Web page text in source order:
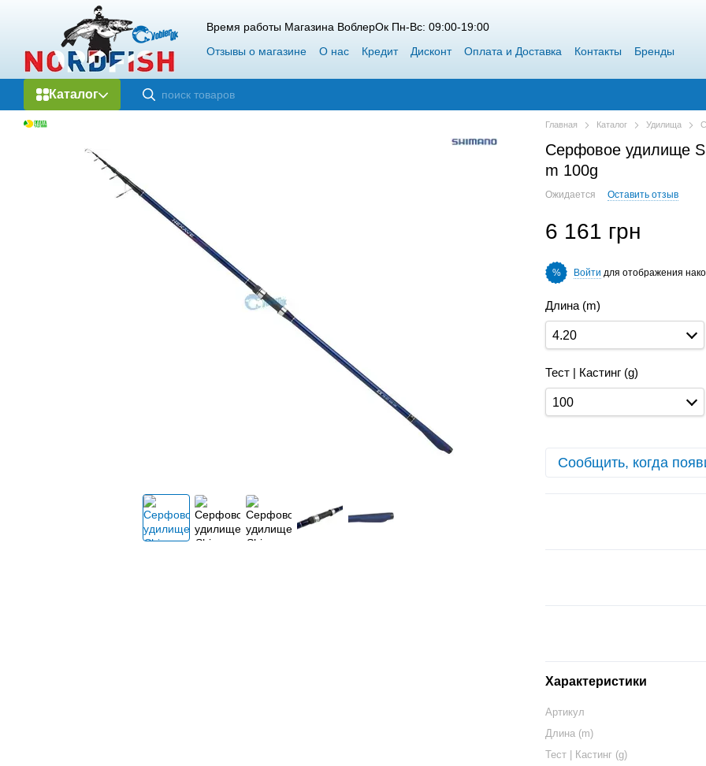
Перейти к основному контенту
Время работы Магазина ВоблерОк Пн-Вс: 09:00-19:00
Отзывы о магазине
О нас Кредит Дисконт Оплата и Доставка Контакты
Бренды
Каталог
Главная Каталог Удилища
Серфовое удилище
m 100g
Ожидается Оставить отзыв
6 161 грн
% Войти для отображения
Длина (m)
4.20
Тест | Кастинг (g)
100
Сообщить, когда
Характеристики
Артикул
Длина (m)
Тест | Кастинг (g)